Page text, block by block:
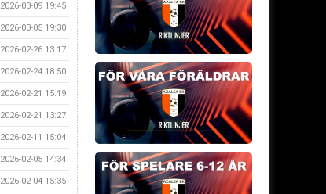
2026-03-09 19:45
2026-03-05 19:30
2026-02-26 13:17
2026-02-24 18:50
2026-02-21 15:19
2026-02-21 13:27
2026-02-11 15:04
2026-02-05 14:34
2026-02-04 15:35